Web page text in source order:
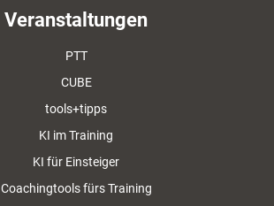
Veranstaltungen
PTT
CUBE
tools+tipps
KI im Training
KI für Einsteiger
Coachingtools fürs Training